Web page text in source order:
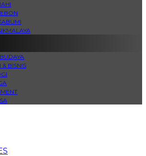
BISNIS